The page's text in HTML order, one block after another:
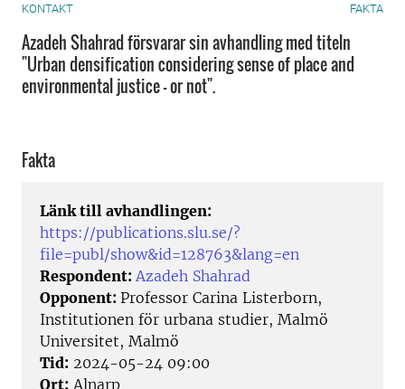
KONTAKT FAKTA
Azadeh Shahrad försvarar sin avhandling med titeln
"Urban densification considering sense of place and
environmental justice – or not".
Fakta
Länk till avhandlingen:
https://publications.slu.se/?
file=publ/show&id=128763&lang=en
Respondent: Azadeh Shahrad
Opponent: Professor Carina Listerborn,
Institutionen för urbana studier, Malmö
Universitet, Malmö
Tid: 2024-05-24 09:00
Ort: Alnarp